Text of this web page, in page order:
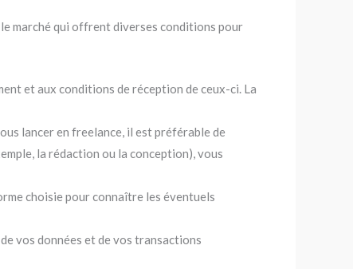
marché qui offrent diverses conditions pour
et aux conditions de réception de ceux-ci. La
lancer en freelance, il est préférable de
la rédaction ou la conception), vous
choisie pour connaître les éventuels
vos données et de vos transactions